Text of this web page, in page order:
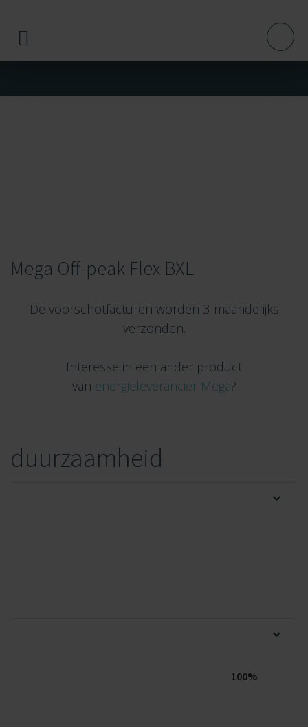
Mega Off-peak Flex BXL
De voorschotfacturen worden 3-maandelijks
verzonden.
Interesse in een ander product
van energieleverancier Mega?
duurzaamheid
100%